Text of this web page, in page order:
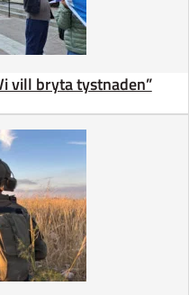
vill bryta tystnaden”